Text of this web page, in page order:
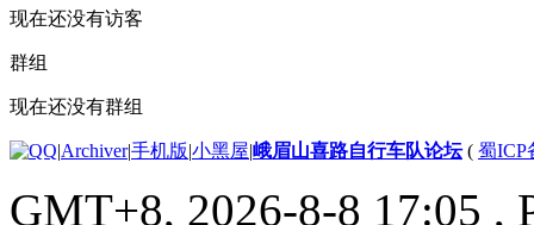
现在还没有访客
群组
现在还没有群组
|Archiver|手机版|小黑屋|峨眉山喜路自行车队论坛( 蜀ICP
GMT+8, 2026-8-8 17:05 ,